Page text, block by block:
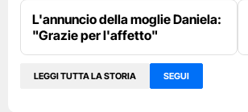
L'annuncio della moglie Daniela:
"Grazie per l'affetto"
LEGGI TUTTA LA STORIA SEGUI